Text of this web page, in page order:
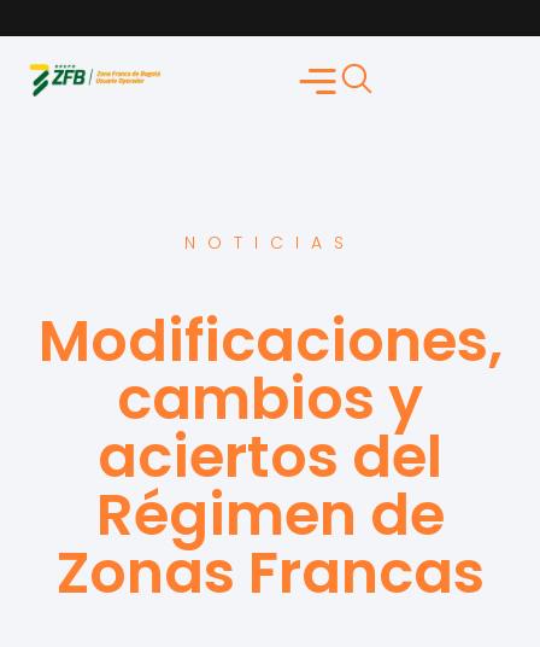
NOTICIAS
Modificaciones,
cambios y
aciertos del
Régimen de
Zonas Francas